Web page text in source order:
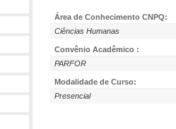
Área de Conhecimento CNPQ:
Ciências Humanas
Convênio Acadêmico :
PARFOR
Modalidade de Curso:
Presencial